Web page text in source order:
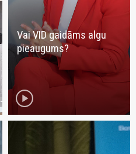
Vai VID gaidāms algu
pieaugums?
play_circle